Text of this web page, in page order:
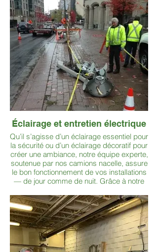
Éclairage et entretien électrique
Qu’il s’agisse d’un éclairage essentiel pour
la sécurité ou d’un éclairage décoratif pour
créer une ambiance, notre équipe experte,
soutenue par nos camions nacelle, assure
le bon fonctionnement de vos installations
— de jour comme de nuit. Grâce à notre
fonctionnel et impressionnant en tout
temps.